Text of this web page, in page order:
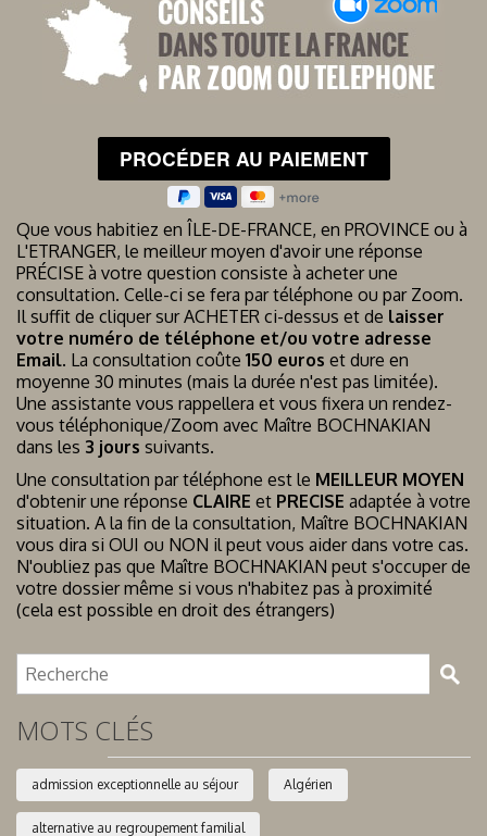
Que vous habitiez en ÎLE-DE-FRANCE, en PROVINCE ou à
L'ETRANGER, le meilleur moyen d'avoir une réponse
PRÉCISE à votre question consiste à acheter une
consultation. Celle-ci se fera par téléphone ou par Zoom.
Il suffit de cliquer sur ACHETER ci-dessus et de laisser
votre numéro de téléphone et/ou votre adresse
Email. La consultation coûte 150 euros et dure en
moyenne 30 minutes (mais la durée n'est pas limitée).
Une assistante vous rappellera et vous fixera un rendez-
vous téléphonique/Zoom avec Maître BOCHNAKIAN
dans les 3 jours suivants.
Une consultation par téléphone est le MEILLEUR MOYEN
d'obtenir une réponse CLAIRE et PRECISE adaptée à votre
situation. A la fin de la consultation, Maître BOCHNAKIAN
vous dira si OUI ou NON il peut vous aider dans votre cas.
N'oubliez pas que Maître BOCHNAKIAN peut s'occuper de
votre dossier même si vous n'habitez pas à proximité
(cela est possible en droit des étrangers)
MOTS CLÉS
admission exceptionnelle au séjour Algérien
alternative au regroupement familial